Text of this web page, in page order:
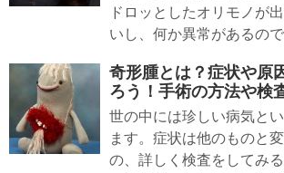
ドロッとしたオリモノが
いし、何か異常があるの
奇形腫とは？症状や原
ろう！手術の方法や検
世の中には珍しい病気と
ます。症状は他のものと
の、詳しく検査をしてみ